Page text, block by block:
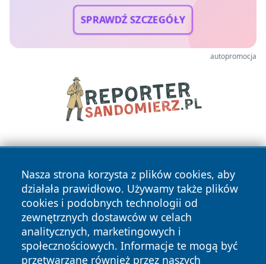
SPRAWDŹ SZCZEGÓŁY
autopromocja
Nasza strona korzysta z plików cookies, aby
działała prawidłowo. Używamy także plików
cookies i podobnych technologii od
zewnętrznych dostawców w celach
analitycznych, marketingowych i
społecznościowych. Informacje te mogą być
przetwarzane również przez naszych
Copyright © 2026 wiadomosciplock.pl Wszystkie prawa
zastrzeżone.